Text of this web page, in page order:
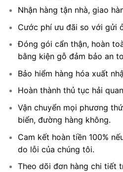
Nhận hàng tận nhà, giao
Cước phí ưu đãi so với gửi
Đóng gói cẩn thận, hoàn
bằng kiện gỗ đảm bảo an
Bảo hiểm hàng hóa xuất
Hoàn thành thủ tục hải
Vận chuyển mọi phương
biển, đường hàng không.
Cam kết hoàn tiền 100%
do lỗi của chúng tôi.
Theo dõi đơn hàng chi tiết